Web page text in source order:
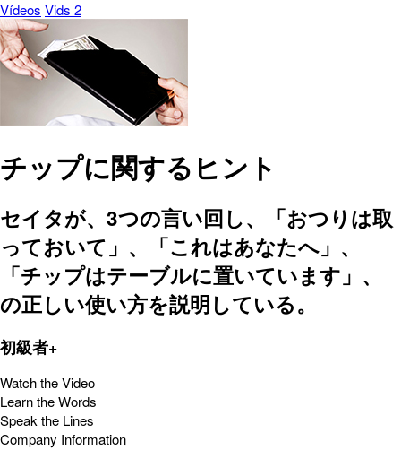
Vídeos Vids 2
チップに関するヒント
セイタが、3つの言い回し、「おつりは取
っておいて」、「これはあなたへ」、
「チップはテーブルに置いています」、
の正しい使い方を説明している。
初級者+
Watch the Video
Learn the Words
Speak the Lines
Company Information